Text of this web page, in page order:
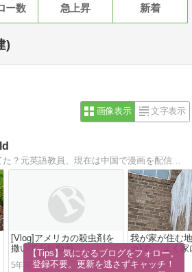
ー数 急上昇 新着
)
画像表示 文字表示
マイホーム、どう建てた？元英語教員、現在は中国で漫画を配信しています。2014年１月に男の子を出産。
[Vlog]アメリカの殺虫剤を
撒いてみた動画
5年前
我が家が住む
カ)で 、よく家
くる虫とは？
5年前
【Tips】気になるブログをフォロー。
登録不要。更新を逃さずキャッチ！